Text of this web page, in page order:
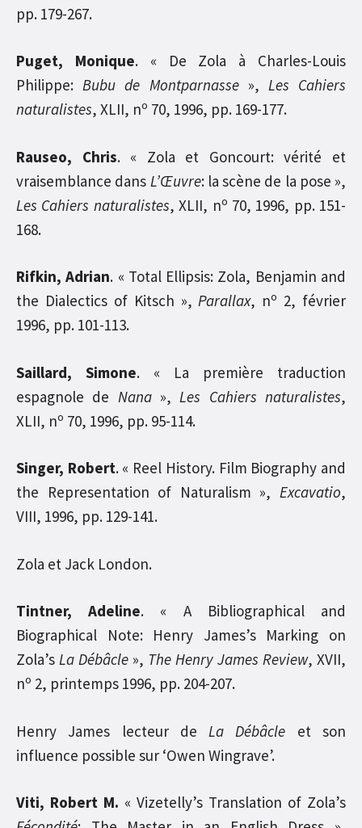
pp. 179-267.
Puget, Monique. « De Zola à Charles-Louis
Philippe:Bubu de Montparnasse», Les Cahiers
naturalistes, XLII, no 70, 1996, pp. 169-177.
Rauseo, Chris. « Zola et Goncourt: vérité et
vraisemblance dans L’Œuvre: la scène de la pose »,
Les Cahiers naturalistes, XLII, no 70, 1996, pp. 151-
168.
Rifkin, Adrian. « Total Ellipsis: Zola, Benjamin and
the Dialectics of Kitsch »,Parallax, no 2, février
1996, pp. 101-113.
Saillard, Simone. « La première traduction
espagnole de Nana», Les Cahiers naturalistes,
XLII, no 70, 1996, pp. 95-114.
Singer, Robert. « Reel History. Film Biography and
the Representation of Naturalism », Excavatio,
VIII, 1996, pp. 129-141.
Zola et Jack London.
Tintner, Adeline. « A Bibliographical and
Biographical Note: Henry James’s Marking on
Zola’s La Débâcle », The Henry James Review, XVII,
no 2, printemps 1996, pp. 204-207.
Henry James lecteur de La Débâcle et son
influence possible sur ‘Owen Wingrave’.
Viti, Robert M. « Vizetelly’s Translation of Zola’s